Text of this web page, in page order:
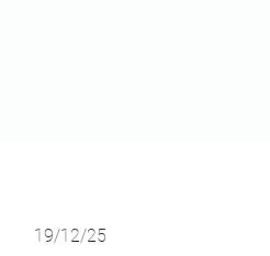
19/12/25